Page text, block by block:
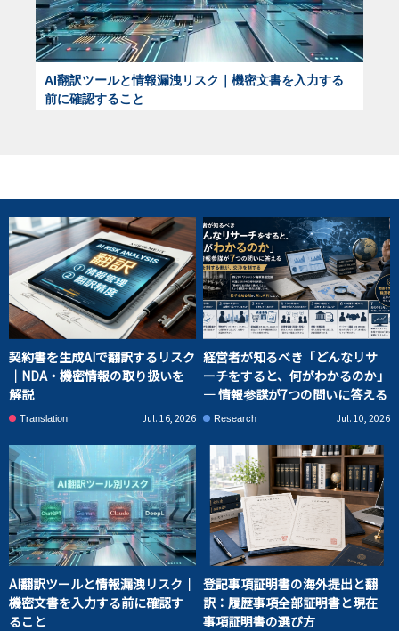
AI翻訳ツールと情報漏洩リスク｜機密文書を入力する
前に確認すること
契約書を生成AIで翻訳するリスク
｜NDA・機密情報の取り扱いを
解説
Translation Jul. 16, 2026
経営者が知るべき「どんなリサ
ーチをすると、何がわかるのか」
― 情報参謀が7つの問いに答える
Research Jul. 10, 2026
AI翻訳ツールと情報漏洩リスク｜
機密文書を入力する前に確認す
ること
登記事項証明書の海外提出と翻
訳：履歴事項全部証明書と現在
事項証明書の選び方